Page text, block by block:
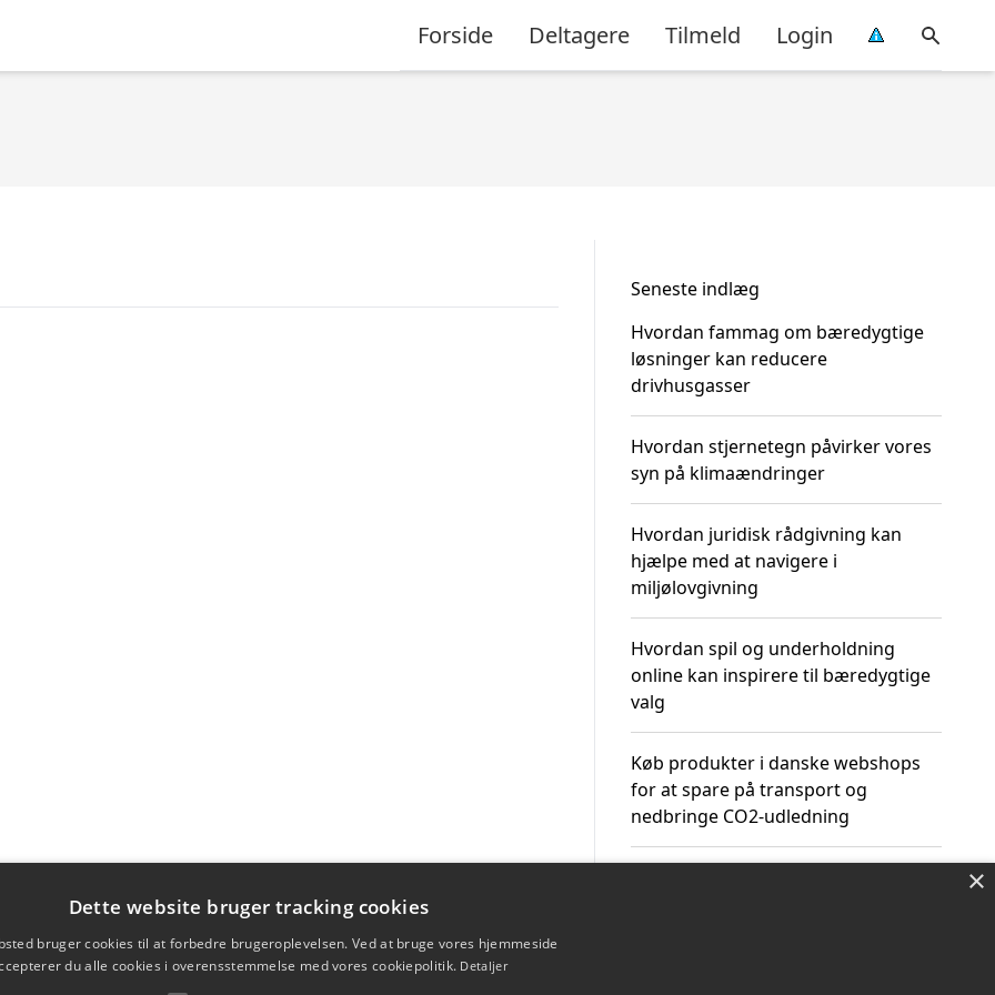
Forside Deltagere Tilmeld Login
Seneste indlæg
Hvordan fammag om bæredygtige
løsninger kan reducere
drivhusgasser
Hvordan stjernetegn påvirker vores
syn på klimaændringer
Hvordan juridisk rådgivning kan
hjælpe med at navigere i
miljølovgivning
Hvordan spil og underholdning
online kan inspirere til bæredygtige
valg
Køb produkter i danske webshops
for at spare på transport og
nedbringe CO2-udledning
×
Dette website bruger tracking cookies
bruger cookies til at forbedre brugeroplevelsen. Ved at bruge vores hjemmeside
du alle cookies i overensstemmelse med vores cookiepolitik. Detaljer